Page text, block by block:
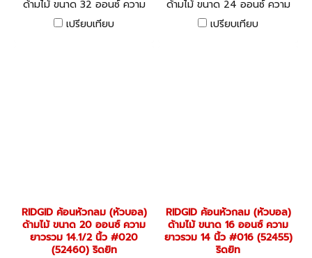
ด้ามไม้ ขนาด 32 ออนซ์ ความ
ยาวรวม 16 นิ้ว #032
(52470) ริดยิท
เปรียบเทียบ
ด้ามไม้ ขนาด 24 ออนซ์ ความ
ยาวรวม 15.1/2 นิ้ว #024
(52465) ริดยิท
เปรียบเทียบ
RIDGID ค้อนหัวกลม (หัวบอล)
ด้ามไม้ ขนาด 20 ออนซ์ ความ
ยาวรวม 14.1/2 นิ้ว #020
(52460) ริดยิท
RIDGID ค้อนหัวกลม (หัวบอล)
ด้ามไม้ ขนาด 16 ออนซ์ ความ
ยาวรวม 14 นิ้ว #016 (52455)
ริดยิท